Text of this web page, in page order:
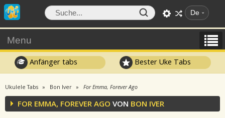
De
Menu
Anfänger tabs Bester Uke Tabs
Ukulele Tabs Bon Iver For Emma, Forever Ago
FOR EMMA, FOREVER AGO VON BON IVER